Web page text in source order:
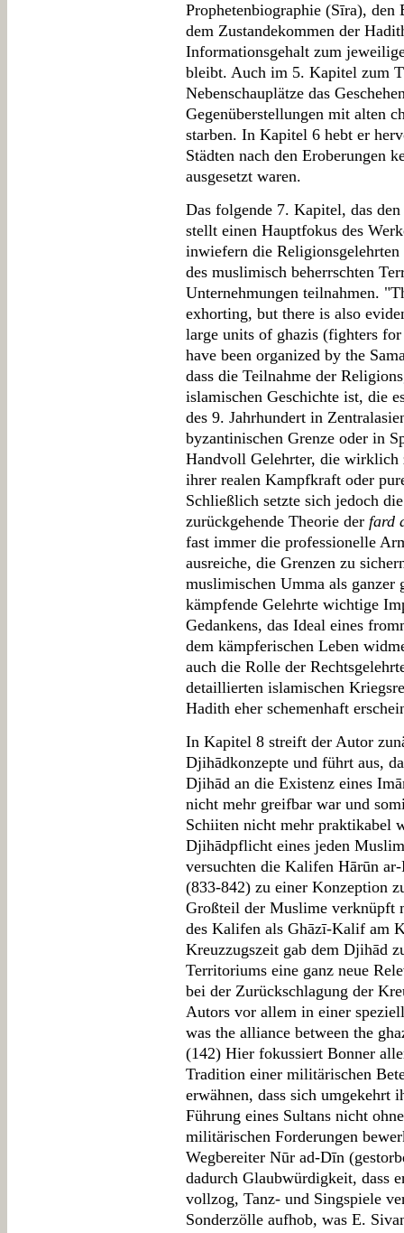
Prophetenbiographie (Sīra), den
dem Zustandekommen der
Informationsgehalt zum
bleibt. Auch im 5. Kapitel zum
Nebenschauplätze das
Gegenüberstellungen mit alten
starben. In Kapitel 6 hebt er
Städten nach den Eroberungen
ausgesetzt waren.
Das folgende 7. Kapitel, das
stellt einen Hauptfokus des
inwiefern die Religionsgelehrten
des muslimisch beherrschten
Unternehmungen teilnahmen.
exhorting, but there is also
large units of ghazis (fighters
have been organized by the
dass die Teilnahme der
islamischen Geschichte ist, die
des 9. Jahrhundert in
byzantinischen Grenze oder in
Handvoll Gelehrter, die wirklich
ihrer realen Kampfkraft oder
Schließlich setzte sich jedoch
zurückgehende Theorie der fard
fast immer die professionelle
ausreiche, die Grenzen zu
muslimischen Umma als ganzer
kämpfende Gelehrte wichtige
Gedankens, das Ideal eines
dem kämpferischen Leben
auch die Rolle der
detaillierten islamischen
Hadith eher schemenhaft
In Kapitel 8 streift der Autor
Djihādkonzepte und führt aus,
Djihād an die Existenz eines
nicht mehr greifbar war und
Schiiten nicht mehr praktikabel
Djihādpflicht eines jeden
versuchten die Kalifen Hārūn
(833-842) zu einer Konzeption
Großteil der Muslime verknüpft
des Kalifen als Ghāzī-Kalif am
Kreuzzugszeit gab dem Djihād
Territoriums eine ganz neue
bei der Zurückschlagung der
Autors vor allem in einer
was the alliance between the
(142) Hier fokussiert Bonner
Tradition einer militärischen
erwähnen, dass sich umgekehrt
Führung eines Sultans nicht
militärischen Forderungen
Wegbereiter Nūr ad-Dīn
dadurch Glaubwürdigkeit, dass
vollzog, Tanz- und Singspiele
Sonderzölle aufhob, was E.